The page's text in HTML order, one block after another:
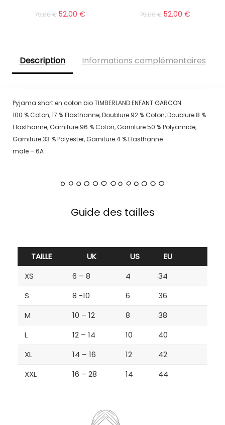
79,00€ 52,00 € 79,00€ 52,00 €
Description Informations complémentaires
Pyjama short en coton bio TIMBERLAND ENFANT GARCON
100 % Coton, 17 % Elasthanne, Doublure 92 % Coton, Doublure 8 %
Elasthanne, Garniture 96 % Coton, Garniture 50 % Polyamide,
Garniture 33 % Polyester, Garniture 4 % Elasthanne
male – 6A
Guide des tailles
TAILLE UK US
EU
XS
6 – 8 4
34
S
8 -10 6
36
M
10 – 12 8
38
L
12 – 14 10
40
XL
14 – 16 12
42
XXL
16 – 28 14 44